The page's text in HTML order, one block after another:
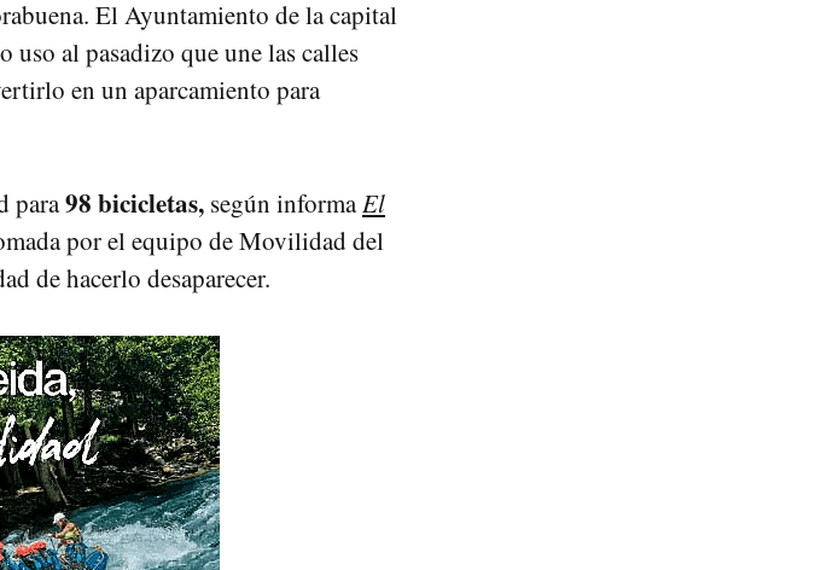
El Ayuntamiento de la capital
al pasadizo que une las calles
en un aparcamiento para
para98 bicicletas, según informaEl
por el equipo de Movilidad del
de hacerlo desaparecer.